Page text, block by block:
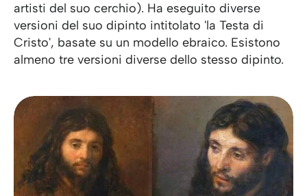
artisti del suo cerchio). Ha eseguito diverse
versioni del suo dipinto intitolato 'la Testa di
Cristo', basate su un modello ebraico. Esistono
almeno tre versioni diverse dello stesso dipinto.